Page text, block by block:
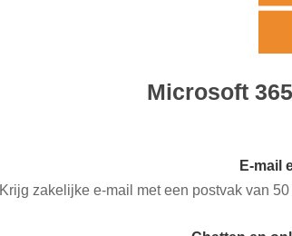
Microsoft
E-mail
Krijg zakelijke e-mail met een postvak van